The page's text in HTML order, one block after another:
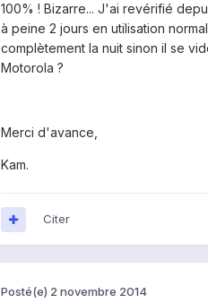
100% ! Bizarre... J'ai revérifié
à peine 2 jours en utilisation
complètement la nuit sinon il se
Motorola ?
Merci d'avance,
Kam.
Citer
Posté(e) 2 novembre 2014